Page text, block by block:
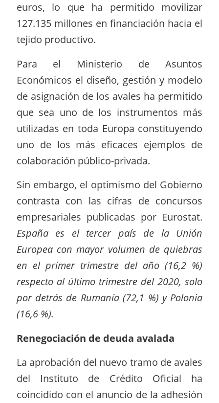
euros, lo que ha permitido movilizar
127.135 millones en financiación hacia el
tejido productivo.
Para el Ministerio de Asuntos
Económicos el diseño, gestión y modelo
de asignación de los avales ha permitido
que sea uno de los instrumentos más
utilizadas en toda Europa constituyendo
uno de los más eficaces ejemplos de
colaboración público-privada.
Sin embargo, el optimismo del Gobierno
contrasta con las cifras de concursos
empresariales publicadas por Eurostat.
España es el tercer país de la Unión
Europea con mayor volumen de quiebras
en el primer trimestre del año (16,2 %)
respecto al último trimestre del 2020, solo
por detrás de Rumanía (72,1 %) y Polonia
(16,6 %).
Renegociación de deuda avalada
La aprobación del nuevo tramo de avales
del Instituto de Crédito Oficial ha
coincidido con el anuncio de la adhesión